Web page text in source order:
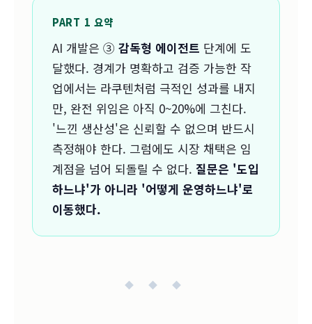
PART 1 요약
AI 개발은 ③ 감독형 에이전트 단계에 도
달했다. 경계가 명확하고 검증 가능한 작
업에서는 라쿠텐처럼 극적인 성과를 내지
만, 완전 위임은 아직 0~20%에 그친다.
'느낀 생산성'은 신뢰할 수 없으며 반드시
측정해야 한다. 그럼에도 시장 채택은 임
계점을 넘어 되돌릴 수 없다. 질문은 '도입
하느냐'가 아니라 '어떻게 운영하느냐'로
이동했다.
◆ ◆ ◆